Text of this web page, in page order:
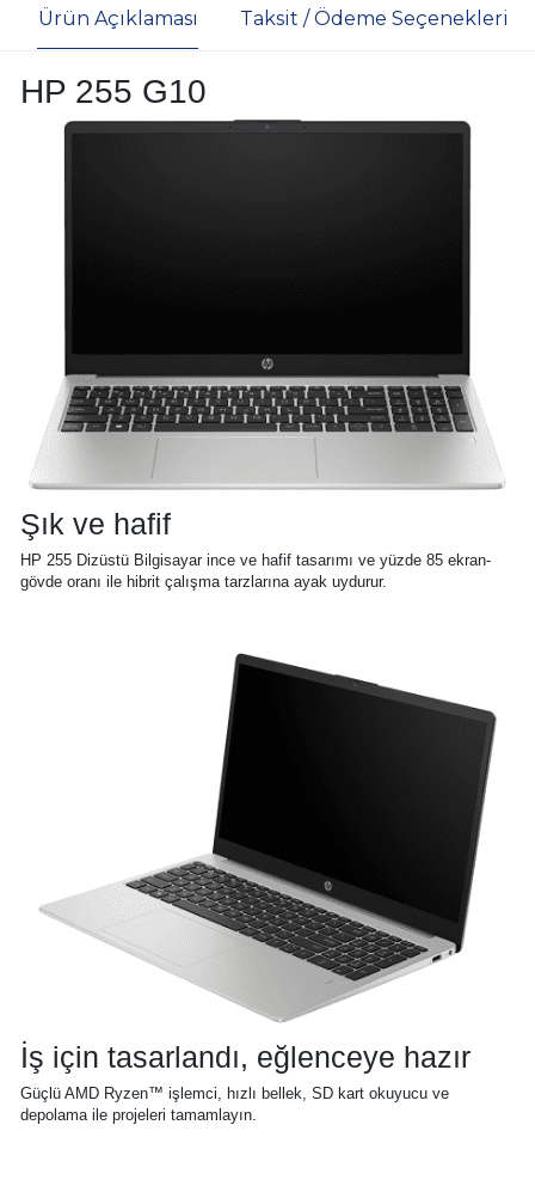
Ürün Açıklaması Taksit / Ödeme Seçenekleri
HP 255 G10
Şık ve hafif
HP 255 Dizüstü Bilgisayar ince ve hafif tasarımı ve yüzde 85 ekran-
gövde oranı ile hibrit çalışma tarzlarına ayak uydurur.
İş için tasarlandı, eğlenceye hazır
Güçlü AMD Ryzen™ işlemci, hızlı bellek, SD kart okuyucu ve
depolama ile projeleri tamamlayın.